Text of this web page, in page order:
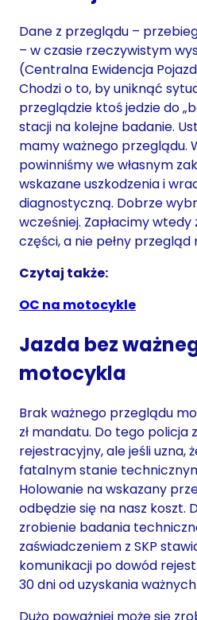
Dane z przeglądu –
– w czasie rzeczywistym
(Centralna Ewidencja
Chodzi o to, by uniknąć
przeglądzie ktoś jedzie do
stacji na kolejne badanie.
mamy ważnego przeglądu.
powinniśmy we własnym
wskazane uszkodzenia i
diagnostyczną. Dobrze
wcześniej. Zapłacimy
części, a nie pełny
Czytaj także:
OC na motocykle
Jazda bez
motocykla
Brak ważnego przeglądu
zł mandatu. Do tego policja
rejestracyjny, ale jeśli uzna,
fatalnym stanie
Holowanie na wskazany
odbędzie się na nasz koszt.
zrobienie badania
zaświadczeniem z SKP
komunikacji po dowód
30 dni od uzyskania